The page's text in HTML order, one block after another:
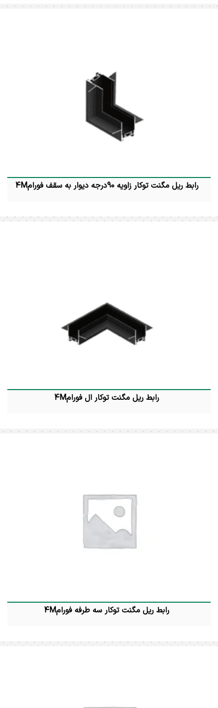
رابط ریل مگنت توکار زاویه 90درجه دیوار به سقف فورام4M
رابط ریل مگنت توکار ال فورام4M
رابط ریل مگنت توکار سه طرفه فورام4M